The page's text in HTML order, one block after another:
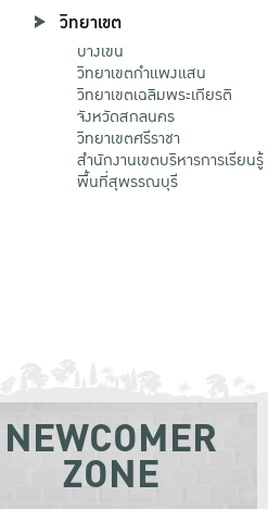
วิทยาเขต
บางเขน
วิทยาเขตกําแพงแสน
วิทยาเขตเฉลิมพระเกียรติ
จังหวัดสกลนคร
วิทยาเขตศรีราชา
สำนักงานเขตบริหารการเรียนรู้
พื้นที่สุพรรณบุรี
NEWCOMER
ZONE